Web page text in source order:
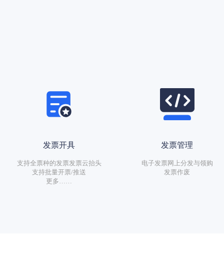
发票开具
支持全票种的发票发票云抬头
支持批量开票/推送
更多……
发票管理
电子发票网上分发与领购
发票作废